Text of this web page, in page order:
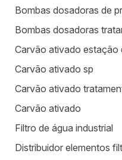
Bombas dosadoras de
Bombas dosadoras
Carvão ativado estação
Carvão ativado sp
Carvão ativado
Carvão ativado
Filtro de água industrial
Distribuidor elementos